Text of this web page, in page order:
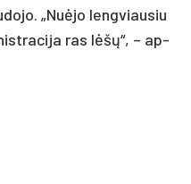
„Nuė­jo leng­viau­siu
ras lėšų“, – ap­